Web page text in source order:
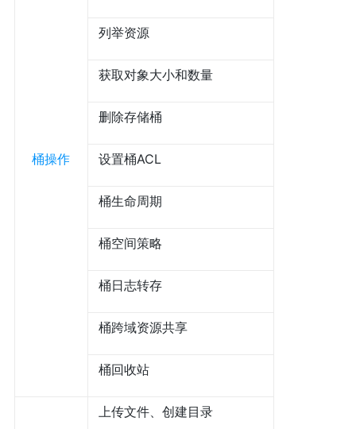
桶操作
列举资源
获取对象大小和数量
删除存储桶
设置桶ACL
桶生命周期
桶空间策略
桶日志转存
桶跨域资源共享
桶回收站
上传文件、创建目录